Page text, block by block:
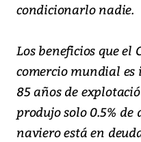
condicionarlo nadie.
Los beneficios que
comercio mundial
85 años de
produjo solo 0.5% de
naviero está en